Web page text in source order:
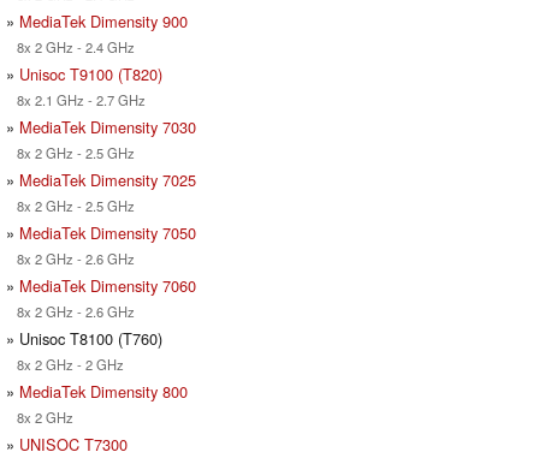
» MediaTek Dimensity 900
8x 2 GHz - 2.4 GHz
» Unisoc T9100 (T820)
8x 2.1 GHz - 2.7 GHz
» MediaTek Dimensity 7030
8x 2 GHz - 2.5 GHz
» MediaTek Dimensity 7025
8x 2 GHz - 2.5 GHz
» MediaTek Dimensity 7050
8x 2 GHz - 2.6 GHz
» MediaTek Dimensity 7060
8x 2 GHz - 2.6 GHz
» Unisoc T8100 (T760)
8x 2 GHz - 2 GHz
» MediaTek Dimensity 800
8x 2 GHz
» UNISOC T7300